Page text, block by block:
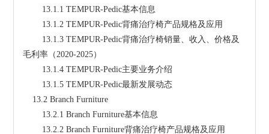
        13.1.1 TEMPUR-Pedic基本信息
        13.1.2 TEMPUR-Pedic背痛治疗椅产品规格及应用
毛利率（2020-2025）
        13.1.4 TEMPUR-Pedic主要业务介绍
        13.1.5 TEMPUR-Pedic最新发展动态
    13.2 Branch Furniture
        13.2.1 Branch Furniture基本信息
        13.2.2 Branch Furniture背痛治疗椅产品规格及应用